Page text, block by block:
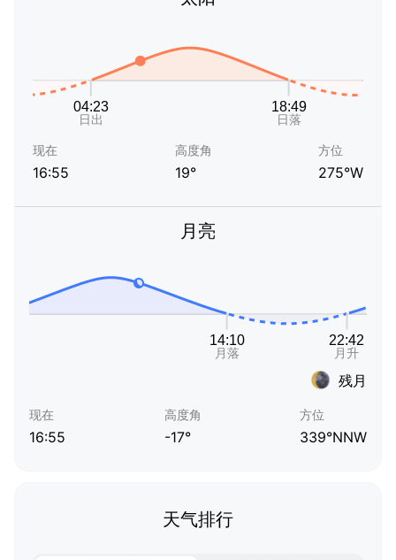
现在
16:55
高度角
19°
方位
275°W
月亮
残月
现在
16:55
高度角
-17°
方位
339°NNW
天气排行